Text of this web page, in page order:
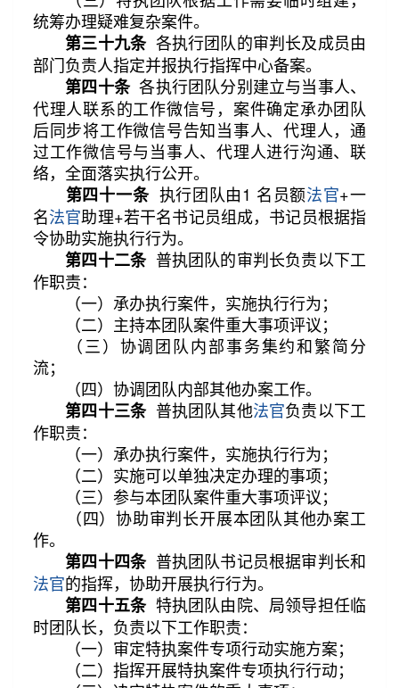
统筹办理疑难复杂案件。
第三十九条各执行团队的审判长及成员由
部门负责人指定并报执行指挥中心备案。
第四十条各执行团队分别建立与当事人、
代理人联系的工作微信号，案件确定承办团队
后同步将工作微信号告知当事人、代理人，通
过工作微信号与当事人、代理人进行沟通、联
络，全面落实执行公开。
第四十一条执行团队由1 名员额法官+一
名法官助理+若干名书记员组成，书记员根据指
令协助实施执行行为。
第四十二条普执团队的审判长负责以下工
作职责：
（一）承办执行案件，实施执行行为；
（二）主持本团队案件重大事项评议；
（三）协调团队内部事务集约和繁简分
流；
（四）协调团队内部其他办案工作。
第四十三条普执团队其他法官负责以下工
作职责：
（一）承办执行案件，实施执行行为；
（二）实施可以单独决定办理的事项；
（三）参与本团队案件重大事项评议；
（四）协助审判长开展本团队其他办案工
作。
第四十四条普执团队书记员根据审判长和
法官的指挥，协助开展执行行为。
第四十五条特执团队由院、局领导担任临
时团队长，负责以下工作职责：
（一）审定特执案件专项行动实施方案；
（二）指挥开展特执案件专项执行行动；